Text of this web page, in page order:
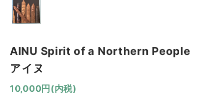
AINU Spirit of a Northern People
アイヌ
10,000円(内税)